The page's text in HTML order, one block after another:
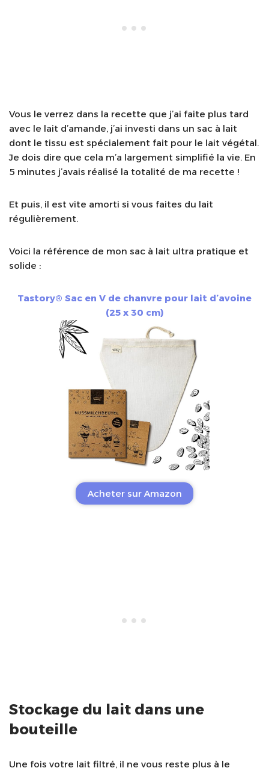
Vous le verrez dans la recette que j’ai faite plus tard
avec le lait d’amande, j’ai investi dans un sac à lait
dont le tissu est spécialement fait pour le lait végétal.
Je dois dire que cela m’a largement simplifié la vie. En
5 minutes j’avais réalisé la totalité de ma recette !
Et puis, il est vite amorti si vous faites du lait
régulièrement.
Voici la référence de mon sac à lait ultra pratique et
solide :
Tastory® Sac en V de chanvre pour lait d’avoine
(25 x 30 cm)
Acheter sur Amazon
Stockage du lait dans une
bouteille
Une fois votre lait filtré, il ne vous reste plus à le